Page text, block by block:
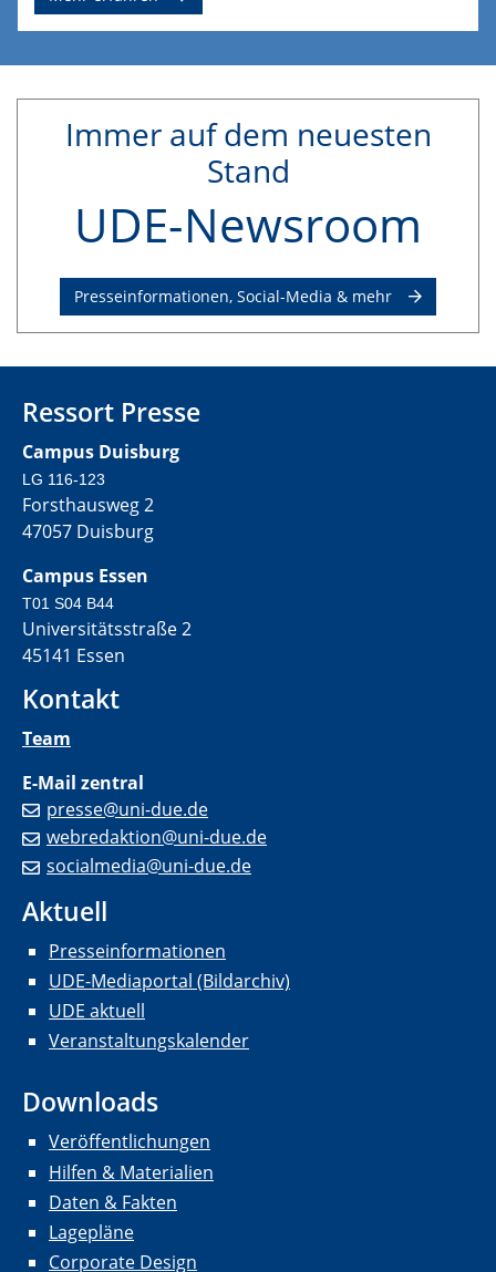
Immer auf dem neuesten
Stand
UDE-Newsroom
Presseinformationen, Social-Media & mehr
Ressort Presse
Campus Duisburg
LG 116-123
Forsthausweg 2
47057 Duisburg
Campus Essen
T01 S04 B44
Universitätsstraße 2
45141 Essen
Kontakt
Team
E-Mail zentral
presse@uni-due.de
webredaktion@uni-due.de
socialmedia@uni-due.de
Aktuell
Presseinformationen
UDE-Mediaportal (Bildarchiv)
UDE aktuell
Veranstaltungskalender
Downloads
Veröffentlichungen
Hilfen & Materialien
Daten & Fakten
Lagepläne
Corporate Design